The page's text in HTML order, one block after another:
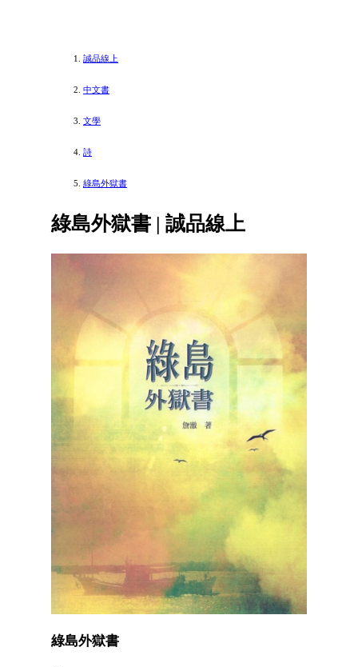
誠品線上
中文書
文學
詩
綠島外獄書
綠島外獄書 | 誠品線上
綠島外獄書